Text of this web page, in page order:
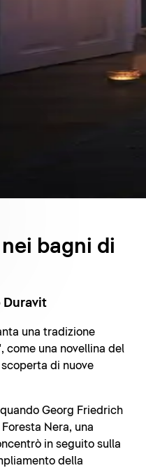
bagni di
Duravit
una tradizione
come una novellina del
di nuove
Georg Friedrich
Nera, una
in seguito sulla
della